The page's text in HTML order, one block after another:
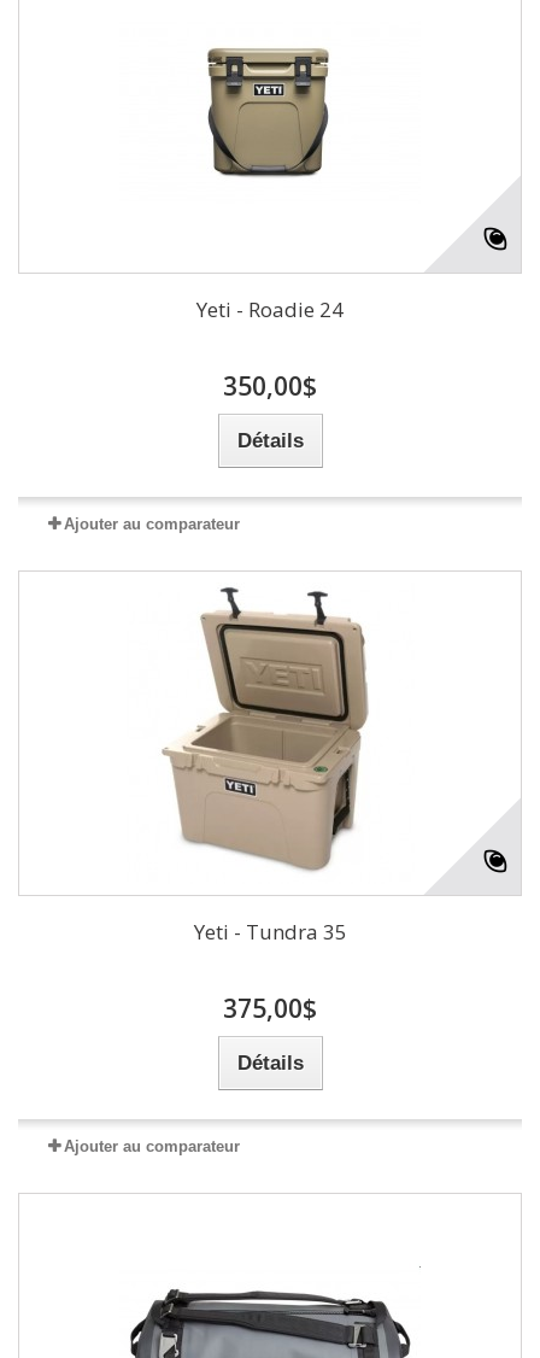
Yeti - Roadie 24
350,00$
Détails
Ajouter au comparateur
Yeti - Tundra 35
375,00$
Détails
Ajouter au comparateur